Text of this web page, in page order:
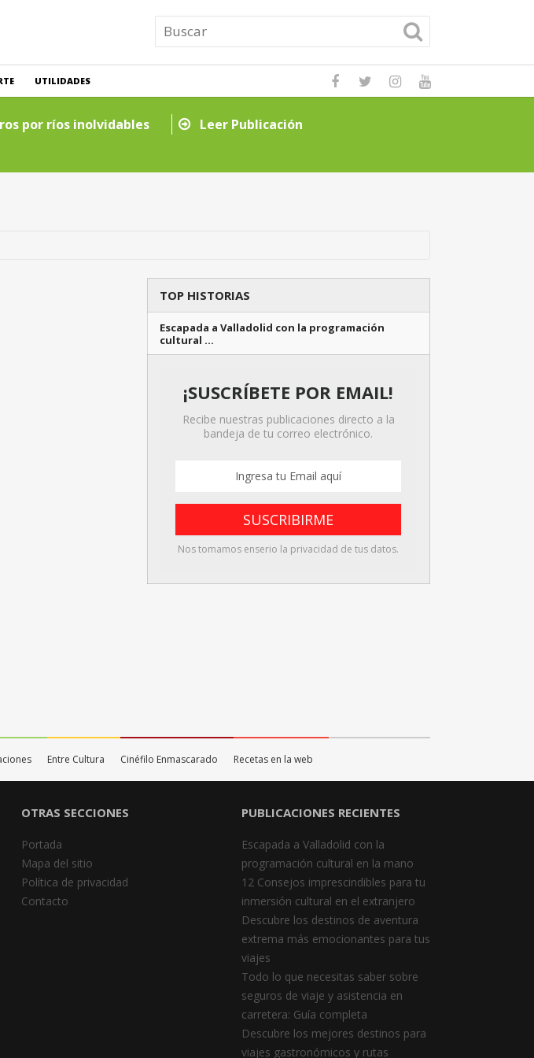
UTILIDADES
por ríos inolvidables Leer Publicación
TOP HISTORIAS
Escapada a Valladolid con la programación
cultural …
¡SUSCRÍBETE POR EMAIL!
Recibe nuestras publicaciones directo a la
bandeja de tu correo electrónico.
Nos tomamos enserio la privacidad de tus datos.
Entre Cultura Cinéfilo Enmascarado Recetas en la web
OTRAS SECCIONES
Portada
Mapa del sitio
Política de privacidad
Contacto
PUBLICACIONES RECIENTES
Escapada a Valladolid con la
programación cultural en la mano
12 Consejos imprescindibles para tu
inmersión cultural en el extranjero
Descubre los destinos de aventura
extrema más emocionantes para tus
viajes
Todo lo que necesitas saber sobre
seguros de viaje y asistencia en
carretera: Guía completa
Descubre los mejores destinos para
viajes gastronómicos y rutas